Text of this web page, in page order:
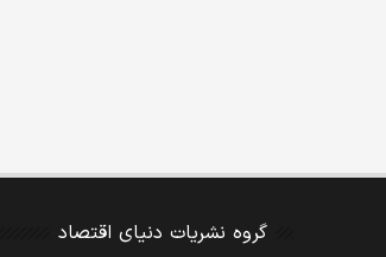
گروه نشریات دنیای اقتصاد